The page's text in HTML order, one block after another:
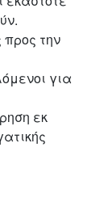
προς την
για
εκ